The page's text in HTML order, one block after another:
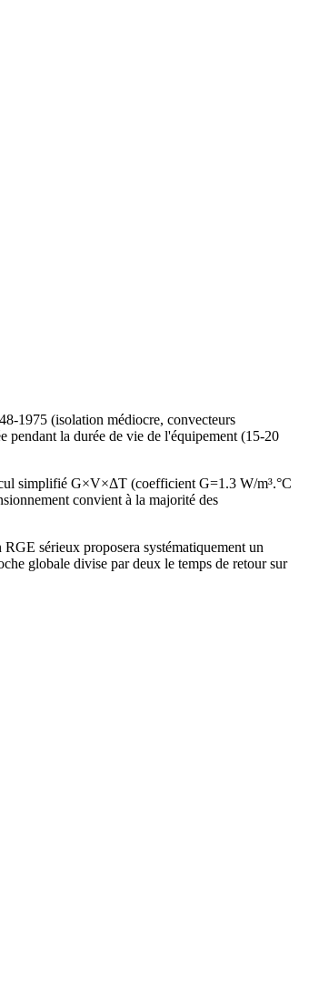
1975 (isolation médiocre, convecteurs
pendant la durée de vie de l'équipement (15-20
simplifié G×V×ΔT (coefficient G=1.3 W/m³.°C
convient à la majorité des
sérieux proposera systématiquement un
globale divise par deux le temps de retour sur